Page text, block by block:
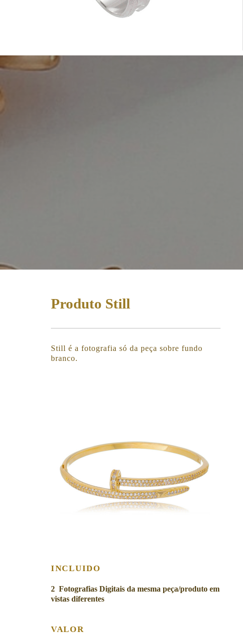
Produto Still
Still é a fotografia só da peça sobre fundo
branco.
INCLUIDO
2 Fotografias Digitais da mesma peça/produto em
vistas diferentes
VALOR